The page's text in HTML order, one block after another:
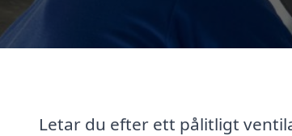
Letar du efter ett pålitligt